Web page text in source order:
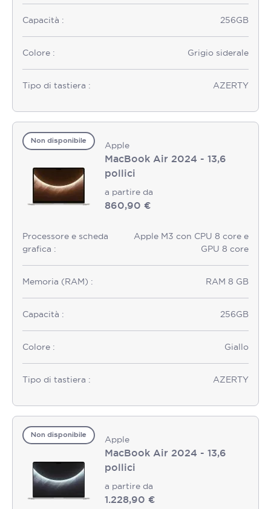
Capacità : 256GB
Colore : Grigio siderale
Tipo di tastiera : AZERTY
Non disponibile Apple
MacBook Air 2024 - 13,6
pollici
a partire da
860,90 €
Processore e scheda
grafica :
Apple M3 con CPU 8 core e
GPU 8 core
Memoria (RAM) : RAM 8 GB
Capacità : 256GB
Colore : Giallo
Tipo di tastiera : AZERTY
Non disponibile Apple
MacBook Air 2024 - 13,6
pollici
a partire da
1.228,90 €